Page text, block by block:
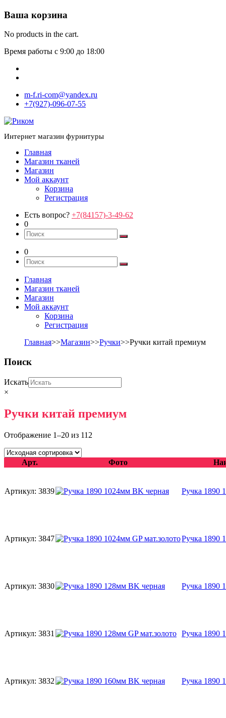
Ваша корзина
No products in the cart.
Время работы с 9:00 до 18:00
m-f.ri-com@yandex.ru
+7(927)-096-07-55
Интернет магазин фурнитуры
Главная
Магазин тканей
Магазин
Мой аккаунт
Корзина
Регистрация
Есть вопрос? +7(84157)-3-49-62
0
0
Главная
Магазин тканей
Магазин
Мой аккаунт
Корзина
Регистрация
Главная>>Магазин>>Ручки>>Ручки китай премиум
Поиск
Искать
×
Ручки китай премиум
Отображение 1–20 из 112
Арт. Фото
Артикул: 3839 Ручка 1890
Артикул: 3847 Ручка 1890
Артикул: 3830 Ручка 1890
Артикул: 3831 Ручка 1890
Артикул: 3832 Ручка 1890